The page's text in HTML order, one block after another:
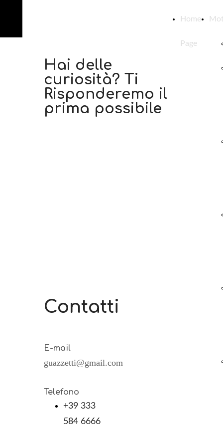
Home
Page
Hai delle
curiosità? Ti
Risponderemo il
prima possibile
Contatti
E-mail
guazzetti@gmail.com
Telefono
+39 333
584 6666